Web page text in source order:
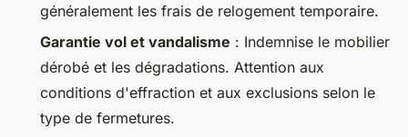
généralement les frais de relogement temporaire.
Garantie vol et vandalisme : Indemnise le mobilier
dérobé et les dégradations. Attention aux
conditions d'effraction et aux exclusions selon le
type de fermetures.